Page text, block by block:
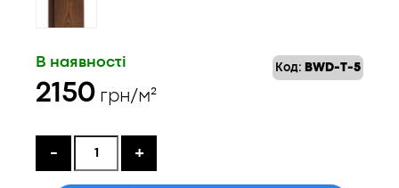
Код: BWD-T-5
В наявності
2150 грн/м²
- +